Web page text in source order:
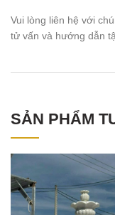
Vui lòng liên hệ với
tử vấn và hướng dẫn
SẢN PHẨM